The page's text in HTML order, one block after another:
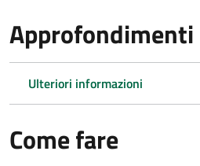
Approfondimenti
Ulteriori informazioni
Come fare